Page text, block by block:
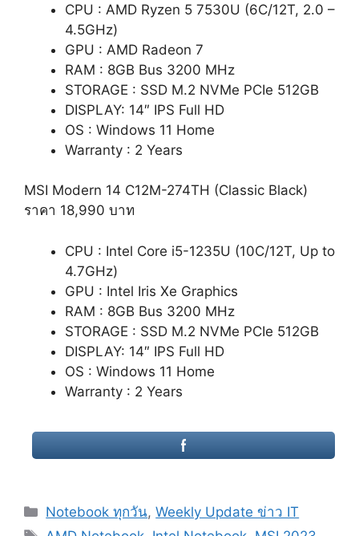
CPU : AMD Ryzen 5 7530U (6C/12T, 2.0 –
4.5GHz)
GPU : AMD Radeon 7
RAM : 8GB Bus 3200 MHz
STORAGE : SSD M.2 NVMe PCIe 512GB
DISPLAY: 14″ IPS Full HD
OS : Windows 11 Home
Warranty : 2 Years
MSI Modern 14 C12M-274TH (Classic Black)
ราคา 18,990 บาท
CPU : Intel Core i5-1235U (10C/12T, Up to
4.7GHz)
GPU : Intel Iris Xe Graphics
RAM : 8GB Bus 3200 MHz
STORAGE : SSD M.2 NVMe PCIe 512GB
DISPLAY: 14″ IPS Full HD
OS : Windows 11 Home
Warranty : 2 Years
Categories
Notebook ทุกวัน,Weekly Update ข่าว IT